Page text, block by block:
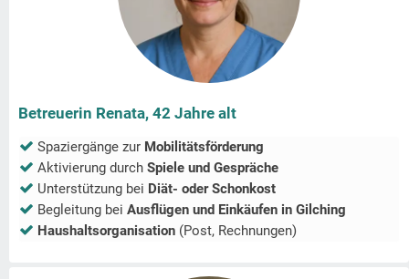
Betreuerin Renata, 42 Jahre alt
Spaziergänge zur Mobilitätsförderung
Aktivierung durch Spiele und Gespräche
Unterstützung bei Diät- oder Schonkost
Begleitung bei Ausflügen und Einkäufen in Gilching
Haushaltsorganisation (Post, Rechnungen)